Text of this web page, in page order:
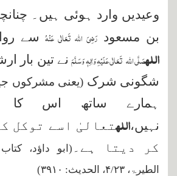
وعیدیں وارد ہوئی ہیں۔
بن مسعود رَضِیَ اللہ تَعَالٰی عَنْہُ سے
اللہصَلَّی اللہ تَعَالٰی عَلَیْہِ وَاٰلِہٖ وَسَلَّمَ نے تین بار
شگونی شرک (یعنی مشرکوں
ہمارے ساتھ اس کا
نہیں،اللہتعالیٰ اسے توکل
کر دیتا ہے۔ (ابو داؤد،
الطیرۃ، ۴/۲۳، الحدیث: ۳۹۱۰)